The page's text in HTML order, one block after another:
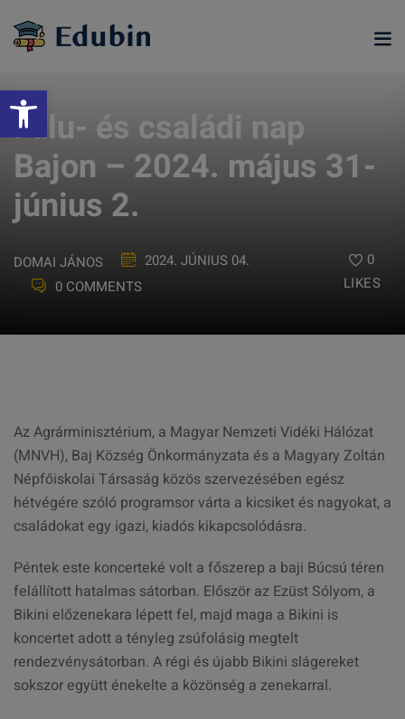
Eszköztár megnyitása
content
Falu- és családi nap
Bajon – 2024. május 31-
június 2.
DOMAI JÁNOS
2024. JÚNIUS 04.
0 COMMENTS
0
LIKES
Az Agrárminisztérium, a Magyar Nemzeti Vidéki Hálózat
(MNVH), Baj Község Önkormányzata és a Magyary Zoltán
Népfőiskolai Társaság közös szervezésében egész
hétvégére szóló programsor várta a kicsiket és nagyokat, a
családokat egy igazi, kiadós kikapcsolódásra.
Péntek este koncerteké volt a főszerep a baji Búcsú téren
felállított hatalmas sátorban. Először az Ezüst Sólyom, a
Bikini előzenekara lépett fel, majd maga a Bikini is
koncertet adott a tényleg zsúfolásig megtelt
rendezvénysátorban. A régi és újabb Bikini slágereket
sokszor együtt énekelte a közönség a zenekarral.